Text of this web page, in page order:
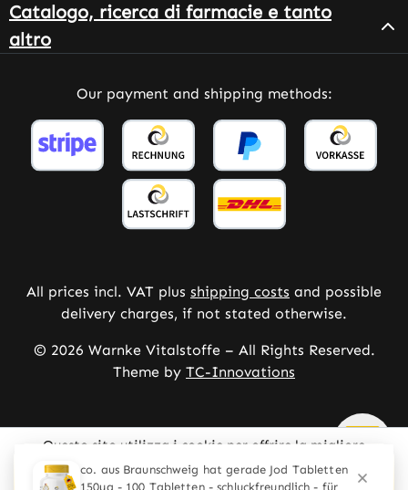
Catalogo, ricerca di farmacie e tanto
altro
Our payment and shipping methods:
All prices incl. VAT plus shipping costs and possible
delivery charges, if not stated otherwise.
© 2026 Warnke Vitalstoffe – All Rights Reserved.
Theme by TC-Innovations
Questo sito utilizza i cookie per offrire la migliore
esperienza possibile.Ulteriori informazioni ...